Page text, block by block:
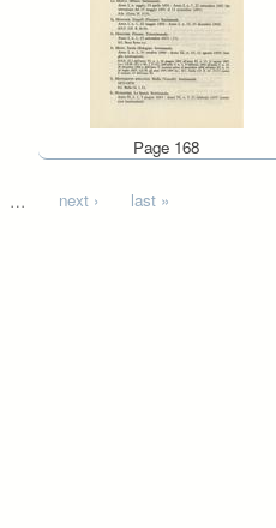
Page 168
… next › last »